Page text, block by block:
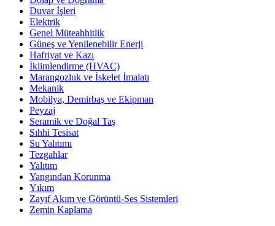
Duvar İşleri
Elektrik
Genel Müteahhitlik
Güneş ve Yenilenebilir Enerji
Hafriyat ve Kazı
İklimlendirme (HVAC)
Marangozluk ve İskelet İmalatı
Mekanik
Mobilya, Demirbaş ve Ekipman
Peyzaj
Seramik ve Doğal Taş
Sıhhi Tesisat
Su Yalıtımı
Tezgahlar
Yalıtım
Yangından Korunma
Yıkım
Zayıf Akım ve Görüntü-Ses Sistemleri
Zemin Kaplama